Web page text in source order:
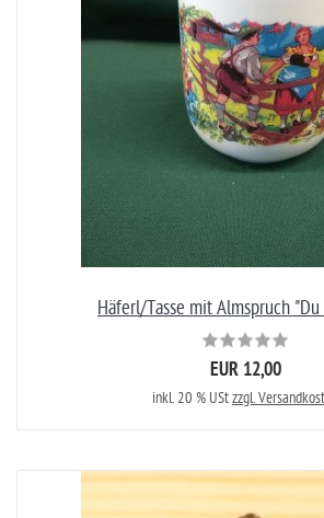
Häferl/Tasse mit Almspruch "Du
EUR 12,00
inkl. 20 % UStzzgl.